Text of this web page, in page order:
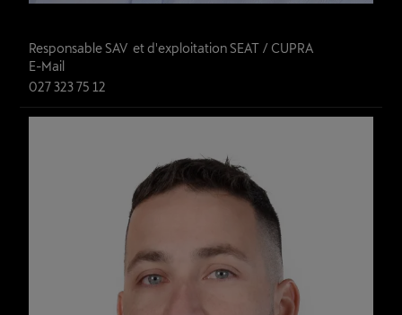
Responsable SAV  et d'exploitation SEAT / CUPRA
E-Mail
027 323 75 12